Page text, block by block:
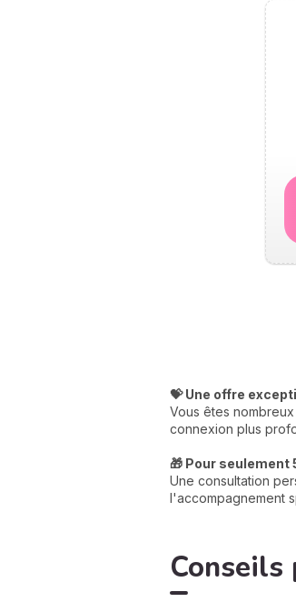
💝 Une offre
Vous êtes
connexion plus
🎁 Pour seulement
Une consultation
l'accompagnement